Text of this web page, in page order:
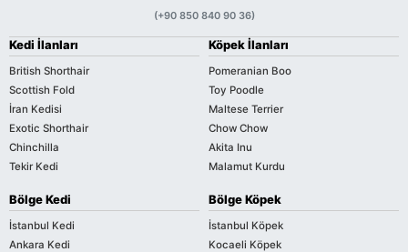
(+90 850 840 90 36)
Kedi İlanları
British Shorthair
Scottish Fold
İran Kedisi
Exotic Shorthair
Chinchilla
Tekir Kedi
Köpek İlanları
Pomeranian Boo
Toy Poodle
Maltese Terrier
Chow Chow
Akita Inu
Malamut Kurdu
Bölge Kedi
İstanbul Kedi
Ankara Kedi
Bölge Köpek
İstanbul Köpek
Kocaeli Köpek